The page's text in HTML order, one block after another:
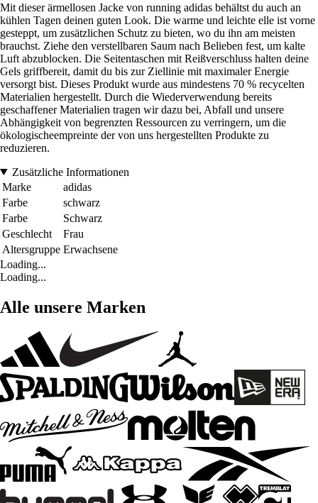
Mit dieser ärmellosen Jacke von running adidas behältst du auch an
kühlen Tagen deinen guten Look. Die warme und leichte elle ist vorne
gesteppt, um zusätzlichen Schutz zu bieten, wo du ihn am meisten
brauchst. Ziehe den verstellbaren Saum nach Belieben fest, um kalte
Luft abzublocken. Die Seitentaschen mit Reißverschluss halten deine
Gels griffbereit, damit du bis zur Ziellinie mit maximaler Energie
versorgt bist. Dieses Produkt wurde aus mindestens 70 % recycelten
Materialien hergestellt. Durch die Wiederverwendung bereits
geschaffener Materialien tragen wir dazu bei, Abfall und unsere
Abhängigkeit von begrenzten Ressourcen zu verringern, um die
ökologischeempreinte der von uns hergestellten Produkte zu
reduzieren.
Zusätzliche Informationen
Marke
adidas
Farbe
schwarz
Farbe
Schwarz
Geschlecht
Frau
Altersgruppe Erwachsene
Loading...
Loading...
Alle unsere Marken